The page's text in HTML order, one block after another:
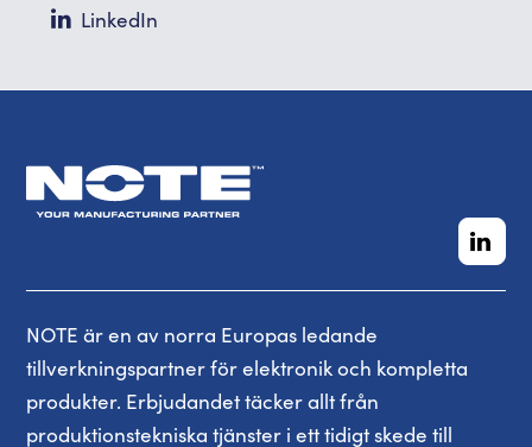
LinkedIn
NOTE är en av norra Europas ledande
tillverkningspartner för elektronik och kompletta
produkter. Erbjudandet täcker allt från
produktionstekniska tjänster i ett tidigt skede till